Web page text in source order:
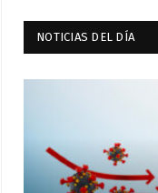
NOTICIAS DEL DÍA